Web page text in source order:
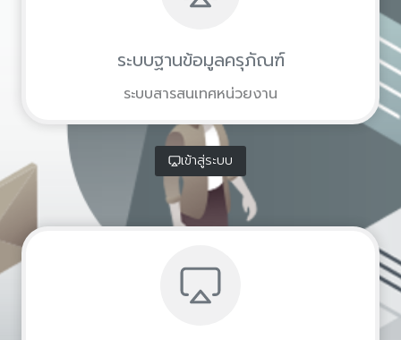
ระบบฐานข้อมูลครุภัณฑ์
ระบบสารสนเทศหน่วยงาน
เข้าสู่ระบบ